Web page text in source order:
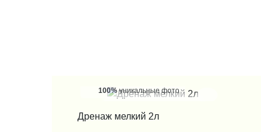
100%уникальные фото
Дренаж мелкий 2л